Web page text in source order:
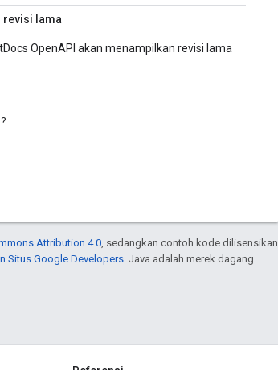
revisi lama
OpenAPI akan menampilkan revisi lama
Attribution 4.0, sedangkan contoh kode dilisensikan
Situs Google Developers. Java adalah merek dagang